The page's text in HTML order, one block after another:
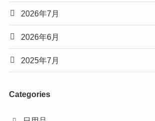
2026年7月
2026年6月
2025年7月
Categories